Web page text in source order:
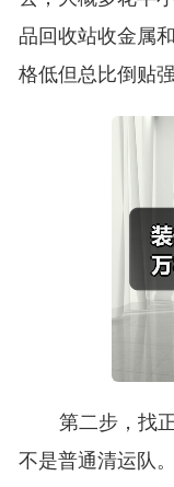
品回收站收金属
格低但总比倒贴强
第二步，找
不是普通清运队